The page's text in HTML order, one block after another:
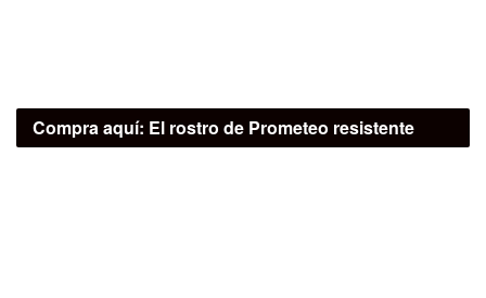
Compra aquí: El rostro de Prometeo resistente